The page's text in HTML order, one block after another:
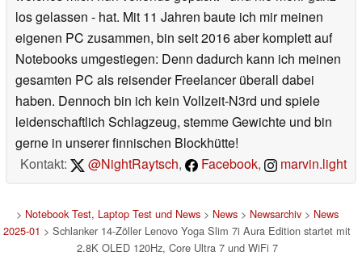
los gelassen - hat. Mit 11 Jahren baute ich mir meinen
eigenen PC zusammen, bin seit 2016 aber komplett auf
Notebooks umgestiegen: Denn dadurch kann ich meinen
gesamten PC als reisender Freelancer überall dabei
haben. Dennoch bin ich kein Vollzeit-N3rd und spiele
leidenschaftlich Schlagzeug, stemme Gewichte und bin
gerne in unserer finnischen Blockhütte!
Kontakt:
@NightRaytsch, Facebook, marvin.light
> Notebook Test, Laptop Test und News> News> Newsarchiv> News
2025-01 > Schlanker 14-Zöller Lenovo Yoga Slim 7i Aura Edition startet mit
2.8K OLED 120Hz, Core Ultra 7 und WiFi 7